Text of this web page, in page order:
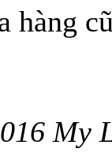
hàng
My